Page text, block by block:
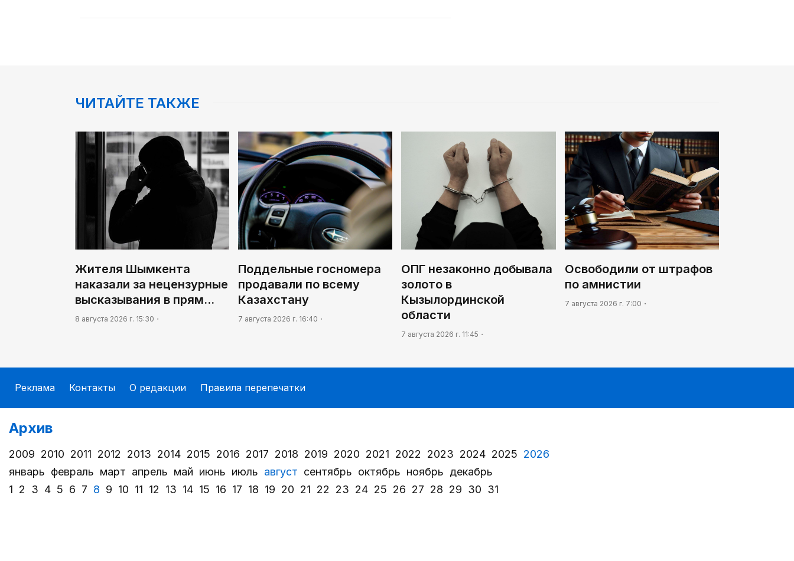
ЧИТАЙТЕ ТАКЖЕ
Жителя Шымкента
наказали за нецензурные
высказывания в прям…
8 августа 2026 г. 15:30
Поддельные госномера
продавали по всему
Казахстану
7 августа 2026 г. 16:40
ОПГ незаконно добывала
золото в
Кызылординской
области
7 августа 2026 г. 11:45
Освободили от штрафов
по амнистии
7 августа 2026 г. 7:00
Реклама Контакты О редакции Правила перепечатки
Архив
2009 2010 2011 2012 2013 2014 2015 2016 2017 2018 2019 2020 2021 2022 2023 2024 2025 2026
январь февраль март апрель май июнь июль август сентябрь октябрь ноябрь декабрь
1 2 3 4 5 6 7 8 9 10 11 12 13 14 15 16 17 18 19 20 21 22 23 24 25 26 27 28 29 30 31